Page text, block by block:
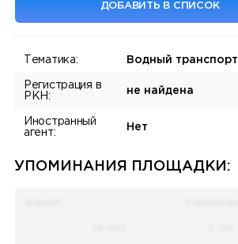
ДОБАВИТЬ В СПИСОК
Тематика: Водный транспорт
Регистрация в
РКН:
не найдена
Иностранный
агент:
Нет
УПОМИНАНИЯ ПЛОЩАДКИ: